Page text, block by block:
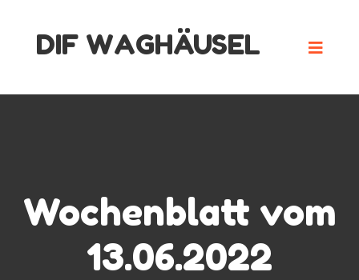
DIF WAGHÄUSEL
Wochenblatt vom
13.06.2022